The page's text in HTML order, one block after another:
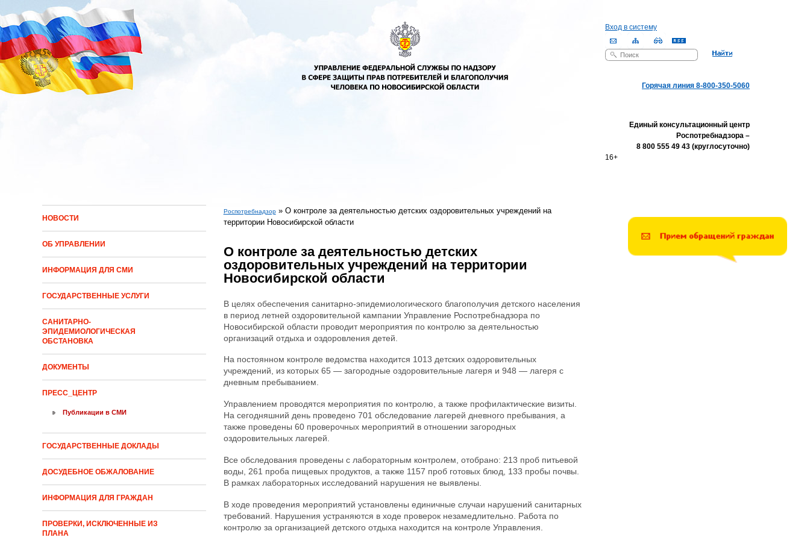
Перейти к основному содержанию
Вход в систему
Форма поиска
Поиск
Горячая линия 8-800-350-5060
Единый консультационный центр
Роспотребнадзора –
8 800 555 49 43 (круглосуточно)
16+
НОВОСТИ
ОБ УПРАВЛЕНИИ
ИНФОРМАЦИЯ ДЛЯ СМИ
ГОСУДАРСТВЕННЫЕ УСЛУГИ
САНИТАРНО-
ЭПИДЕМИОЛОГИЧЕСКАЯ
ОБСТАНОВКА
ДОКУМЕНТЫ
ПРЕСС_ЦЕНТР
Публикации в СМИ
ГОСУДАРСТВЕННЫЕ ДОКЛАДЫ
ДОСУДЕБНОЕ ОБЖАЛОВАНИЕ
ИНФОРМАЦИЯ ДЛЯ ГРАЖДАН
ПРОВЕРКИ, ИСКЛЮЧЕННЫЕ ИЗ
ПЛАНА
Вы здесь
Роспотребнадзор » О контроле за деятельностью детских оздоровительных учреждений на
территории Новосибирской области
О контроле за деятельностью детских
оздоровительных учреждений на территории
Новосибирской области
В целях обеспечения санитарно-эпидемиологического благополучия детского населения
в период летней оздоровительной кампании Управление Роспотребнадзора по
Новосибирской области проводит мероприятия по контролю за деятельностью
организаций отдыха и оздоровления детей.
На постоянном контроле ведомства находится 1013 детских оздоровительных
учреждений, из которых 65 — загородные оздоровительные лагеря и 948 — лагеря с
дневным пребыванием.
Управлением проводятся мероприятия по контролю, а также профилактические визиты.
На сегодняшний день проведено 701 обследование лагерей дневного пребывания, а
также проведены 60 проверочных мероприятий в отношении загородных
оздоровительных лагерей.
Все обследования проведены с лабораторным контролем, отобрано: 213 проб питьевой
воды, 261 проба пищевых продуктов, а также 1157 проб готовых блюд, 133 пробы почвы.
В рамках лабораторных исследований нарушения не выявлены.
В ходе проведения мероприятий установлены единичные случаи нарушений санитарных
требований. Нарушения устраняются в ходе проверок незамедлительно. Работа по
контролю за организацией детского отдыха находится на контроле Управления.